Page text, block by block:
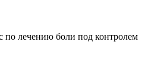
по лечению боли под контролем